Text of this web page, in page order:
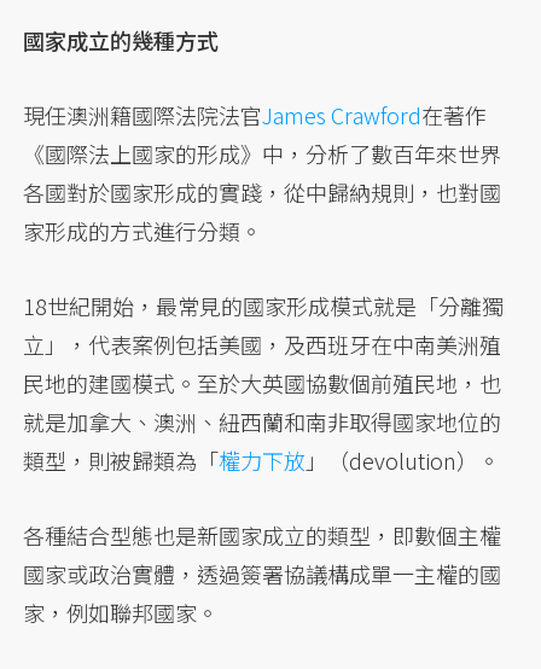
國家成立的幾種方式
現任澳洲籍國際法院法官James Crawford在著作
《國際法上國家的形成》中，分析了數百年來世界
各國對於國家形成的實踐，從中歸納規則，也對國
家形成的方式進行分類。
18世紀開始，最常見的國家形成模式就是「分離獨
立」，代表案例包括美國，及西班牙在中南美洲殖
民地的建國模式。至於大英國協數個前殖民地，也
就是加拿大、澳洲、紐西蘭和南非取得國家地位的
類型，則被歸類為「權力下放 」（devolution）。
各種結合型態也是新國家成立的類型，即數個主權
國家或政治實體，透過簽署協議構成單一主權的國
家，例如聯邦國家。